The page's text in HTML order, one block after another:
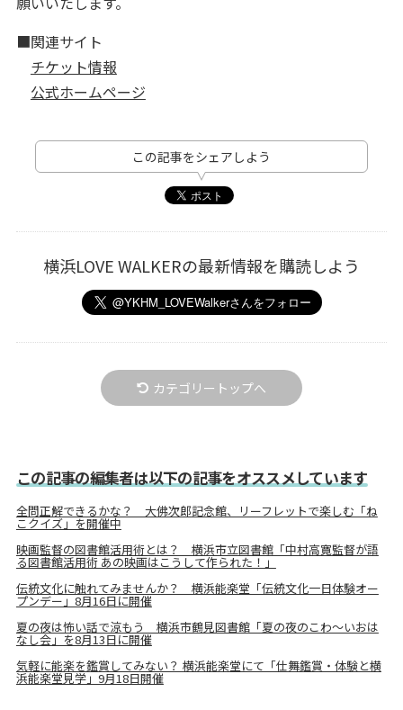
■関連サイト
チケット情報
公式ホームページ
この記事をシェアしよう
横浜LOVE WALKERの最新情報を購読しよう
カテゴリートップへ
この記事の編集者は以下の記事をオススメしています
全問正解できるかな？ 大佛次郎記念館、リーフレットで楽しむ「ね
こクイズ」を開催中
映画監督の図書館活用術とは？ 横浜市立図書館「中村高寛監督が語
る図書館活用術 あの映画はこうして作られた！」
伝統文化に触れてみませんか？ 横浜能楽堂「伝統文化一日体験オー
プンデー」8月16日に開催
夏の夜は怖い話で涼もう 横浜市鶴見図書館「夏の夜のこわ～いおは
なし会」を8月13日に開催
気軽に能楽を鑑賞してみない？ 横浜能楽堂にて「仕舞鑑賞・体験と横
浜能楽堂見学」9月18日開催